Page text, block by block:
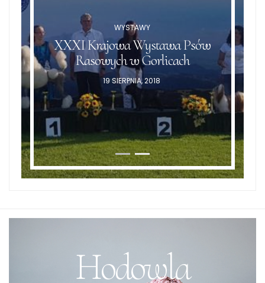
WYSTAWY
XXXI Krajowa Wystawa Psów
Rasowych w Gorlicach
POSTED
ON
19 SIERPNIA, 2018
Hodowla